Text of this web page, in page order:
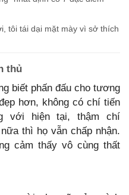
tôi tái dại mặt mày vì sở thích
thủ
biết phấn đấu cho tương
hơn, không có chí tiến
với hiện tại, thậm chí
thì họ vẫn chấp nhận.
cảm thấy vô cùng thất